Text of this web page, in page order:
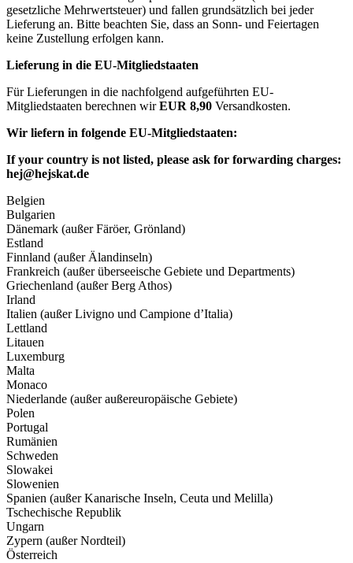
gesetzliche Mehrwertsteuer) und fallen grundsätzlich bei jeder
Lieferung an. Bitte beachten Sie, dass an Sonn- und Feiertagen
keine Zustellung erfolgen kann.
Lieferung in die EU-Mitgliedstaaten
Für Lieferungen in die nachfolgend aufgeführten EU-
Mitgliedstaaten berechnen wirEUR 8,90 Versandkosten.
Wir liefern in folgende EU-Mitgliedstaaten:
If your country is not listed, please ask for forwarding charges:
hej@hejskat.de
Belgien
Bulgarien
Dänemark (außer Färöer, Grönland)
Estland
Finnland (außer Älandinseln)
Frankreich (außer überseeische Gebiete und Departments)
Griechenland (außer Berg Athos)
Irland
Italien (außer Livigno und Campione d’Italia)
Lettland
Litauen
Luxemburg
Malta
Monaco
Niederlande (außer außereuropäische Gebiete)
Polen
Portugal
Rumänien
Schweden
Slowakei
Slowenien
Spanien (außer Kanarische Inseln, Ceuta und Melilla)
Tschechische Republik
Ungarn
Zypern (außer Nordteil)
Österreich